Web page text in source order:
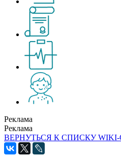
Реклама
Реклама
ВЕРНУТЬСЯ К СПИСКУ